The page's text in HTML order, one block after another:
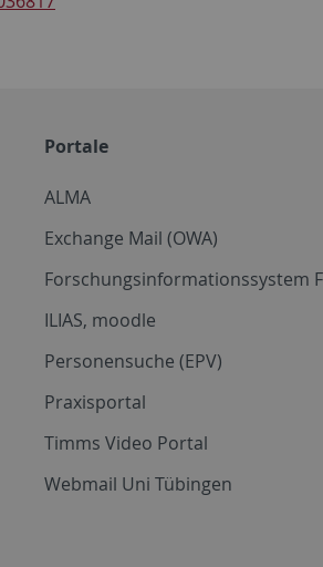
Portale
ALMA
Exchange Mail (OWA)
Forschungsinformationssystem
ILIAS, moodle
Personensuche (EPV)
Praxisportal
Timms Video Portal
Webmail Uni Tübingen